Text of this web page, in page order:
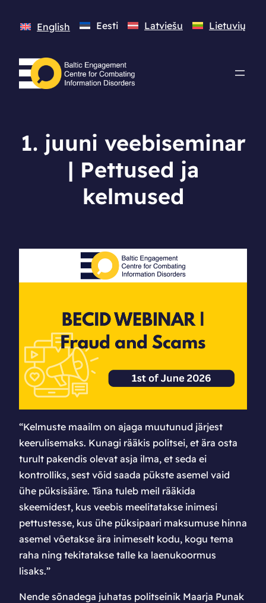
English Eesti Latviešu Lietuvių
1. juuni veebiseminar
| Pettused ja
kelmused
“Kelmuste maailm on ajaga muutunud järjest
keerulisemaks. Kunagi rääkis politsei, et ära osta
turult pakendis olevat asja ilma, et seda ei
kontrolliks, sest võid saada pükste asemel vaid
ühe püksisääre. Täna tuleb meil rääkida
skeemidest, kus veebis meelitatakse inimesi
pettustesse, kus ühe püksipaari maksumuse hinna
asemel võetakse ära inimeselt kodu, kogu tema
raha ning tekitatakse talle ka laenukoormus
lisaks.”
Nende sõnadega juhatas politseinik Maarja Punak